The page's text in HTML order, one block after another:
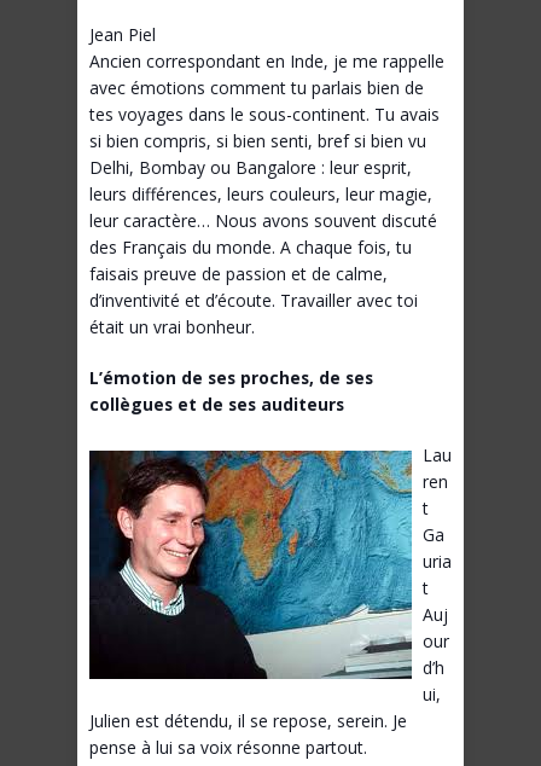
Jean Piel
Ancien correspondant en Inde, je me rappelle
avec émotions comment tu parlais bien de
tes voyages dans le sous-continent. Tu avais
si bien compris, si bien senti, bref si bien vu
Delhi, Bombay ou Bangalore : leur esprit,
leurs différences, leurs couleurs, leur magie,
leur caractère… Nous avons souvent discuté
des Français du monde. A chaque fois, tu
faisais preuve de passion et de calme,
d’inventivité et d’écoute. Travailler avec toi
était un vrai bonheur.
L’émotion de ses proches, de ses
collègues et de ses auditeurs
Lau
ren
t
Ga
uria
t
Auj
our
d’h
ui,
Julien est détendu, il se repose, serein. Je
pense à lui sa voix résonne partout.